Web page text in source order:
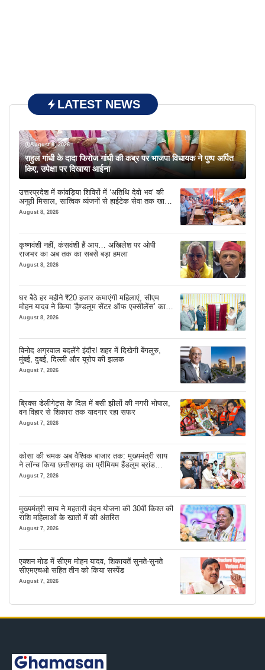
LATEST NEWS
August 8, 2026
राहुल गांधी के दादा फिरोज गांधी की कब्र पर भाजपा विधायक ने पुष्प अर्पित
किए, उपेक्षा पर दिखाया आईना
उत्तरप्रदेश में कांवड़िया शिविरों में ‘अतिथि देवो भव’ की
अनूठी मिसाल, सात्विक व्यंजनों से हाईटेक सेवा तक खास
इंतजाम
August 8, 2026
कृष्णवंशी नहीं, कंसवंशी हैं आप… अखिलेश पर ओपी
राजभर का अब तक का सबसे बड़ा हमला
August 8, 2026
घर बैठे हर महीने ₹20 हजार कमाएंगी महिलाएं, सीएम
मोहन यादव ने किया ‘हैण्डलूम सेंटर ऑफ एक्सीलेंस’ का
शुभारंभ
August 8, 2026
विनोद अग्रवाल बदलेंगे इंदौर! शहर में दिखेगी बेंगलुरु,
मुंबई, दुबई, दिल्ली और यूरोप की झलक
August 7, 2026
ब्रिक्स डेलीगेट्स के दिल में बसी झीलों की नगरी भोपाल,
वन विहार से शिकारा तक यादगार रहा सफर
August 7, 2026
कोसा की चमक अब वैश्विक बाजार तक: मुख्यमंत्री साय
ने लॉन्च किया छत्तीसगढ़ का प्रीमियम हैंडलूम ब्रांड
‘कोशल फैब’
August 7, 2026
मुख्यमंत्री साय ने महतारी वंदन योजना की 30वीं किश्त की
राशि महिलाओं के खातों में की अंतरित
August 7, 2026
एक्शन मोड में सीएम मोहन यादव, शिकायतें सुनते-सुनते
सीएमएचओ सहित तीन को किया सस्पेंड
August 7, 2026